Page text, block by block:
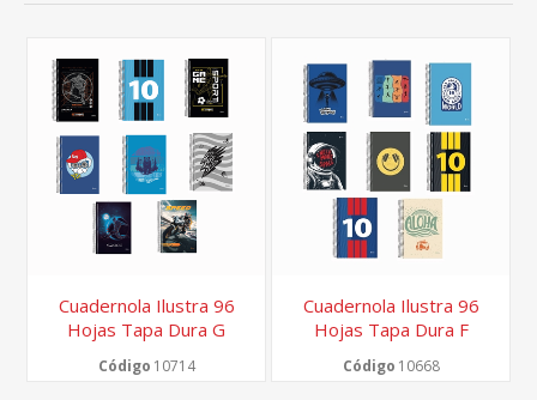
Cuadernola Ilustra 96
Hojas Tapa Dura G
Código 10714
Cuadernola Ilustra 96
Hojas Tapa Dura F
Código 10668